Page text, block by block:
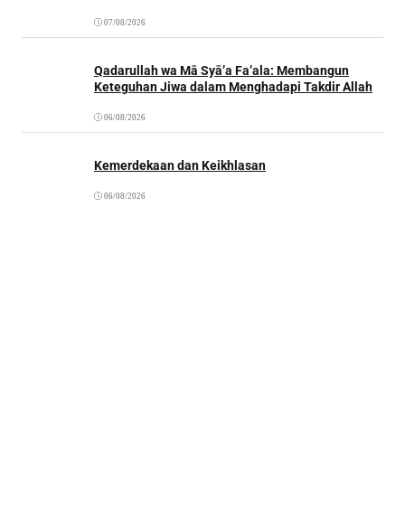
07/08/2026
Qadarullah wa Mā Syā’a Fa’ala: Membangun
Keteguhan Jiwa dalam Menghadapi Takdir Allah
06/08/2026
Kemerdekaan dan Keikhlasan
06/08/2026